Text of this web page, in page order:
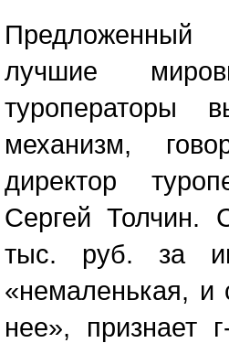
лучшие
туроператоры
механизм,
директор
Сергей Толчин.
тыс. руб. за
«немаленькая,
нее», признает